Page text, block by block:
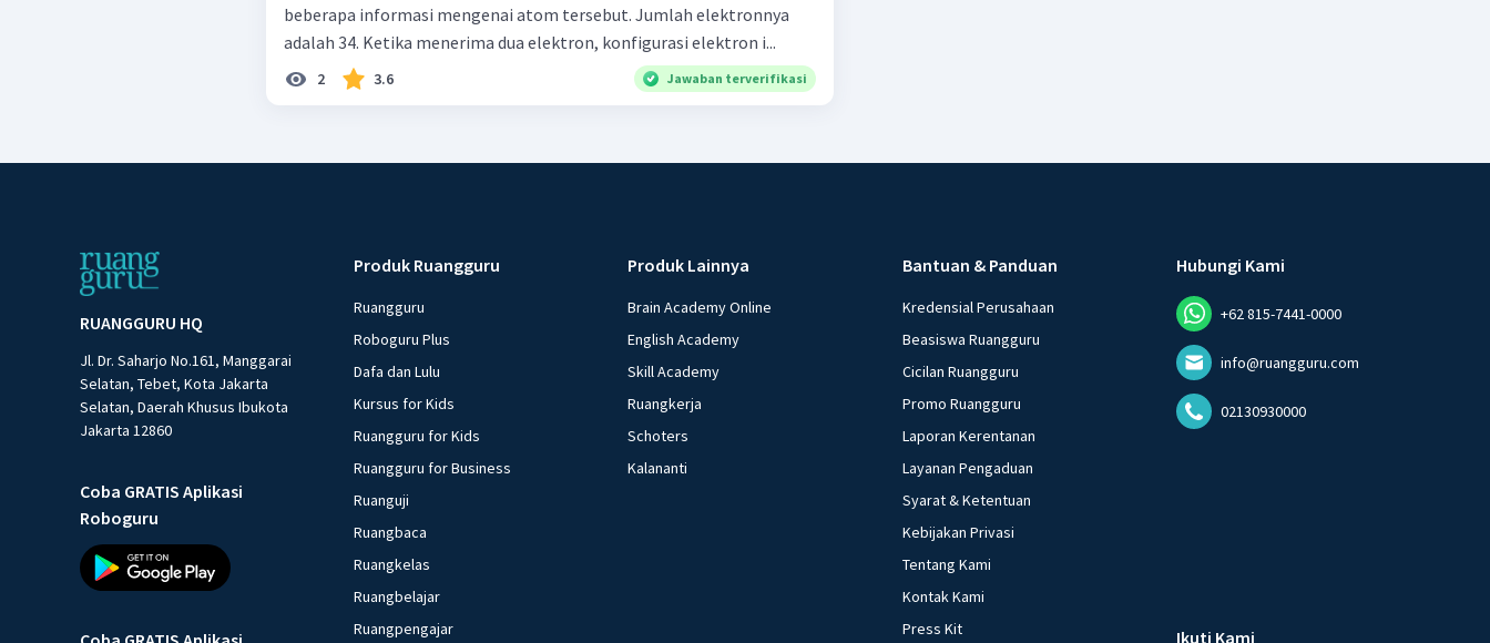
beberapa informasi mengenai atom tersebut. Jumlah elektronnya
adalah 34. Ketika menerima dua elektron, konfigurasi elektron i...
2 3.6 Jawaban terverifikasi
RUANGGURU HQ
Jl. Dr. Saharjo No.161, Manggarai
Selatan, Tebet, Kota Jakarta
Selatan, Daerah Khusus Ibukota
Jakarta 12860
Coba GRATIS Aplikasi
Roboguru
Produk Ruangguru
Ruangguru
Roboguru Plus
Dafa dan Lulu
Kursus for Kids
Ruangguru for Kids
Ruangguru for Business
Ruanguji
Ruangbaca
Ruangkelas
Ruangbelajar
Ruangpengajar
Produk Lainnya
Brain Academy Online
English Academy
Skill Academy
Ruangkerja
Schoters
Kalananti
Bantuan & Panduan
Kredensial Perusahaan
Beasiswa Ruangguru
Cicilan Ruangguru
Promo Ruangguru
Laporan Kerentanan
Layanan Pengaduan
Syarat & Ketentuan
Kebijakan Privasi
Tentang Kami
Kontak Kami
Press Kit
Hubungi Kami
+62 815-7441-0000
info@ruangguru.com
02130930000
Ikuti Kami